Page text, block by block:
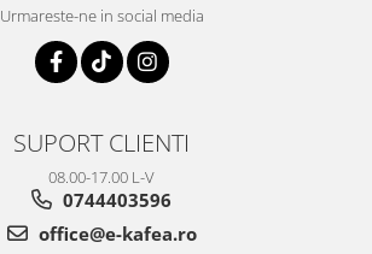
Urmareste-ne in social media
SUPORT CLIENTI
08.00-17.00 L-V
0744403596
office@e-kafea.ro